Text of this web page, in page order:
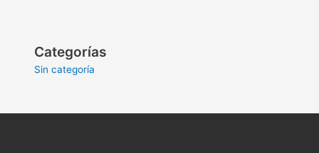
Categorías
Sin categoría